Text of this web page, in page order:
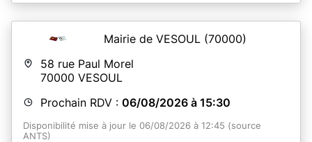
Mairie de VESOUL (70000)
58 rue Paul Morel
70000 VESOUL
Prochain RDV : 06/08/2026 à 15:30
Disponibilité mise à jour le 06/08/2026 à 12:45 (source
ANTS)